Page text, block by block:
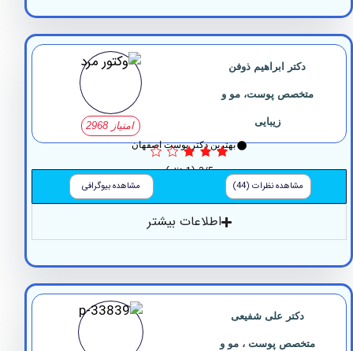
دکتر ابراهیم ذوفن
متخصص پوست، مو و
بهترین دکتر پوست اصفهان
3/5 (1 نظر)
مشاهده نظرات (44) مشاهده بیوگرافی
اطلاعات بیشتر
دکتر علی شفیعی
پوست ، مو و